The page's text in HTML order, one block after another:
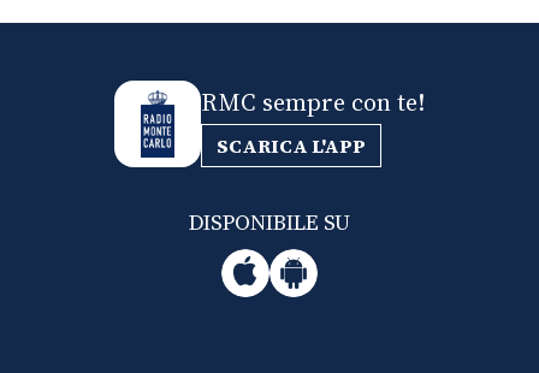
RMC sempre con te!
SCARICA L'APP
DISPONIBILE SU